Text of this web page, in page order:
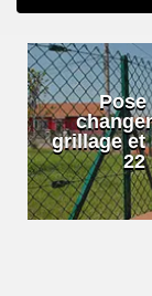
Pose
grillage et
22